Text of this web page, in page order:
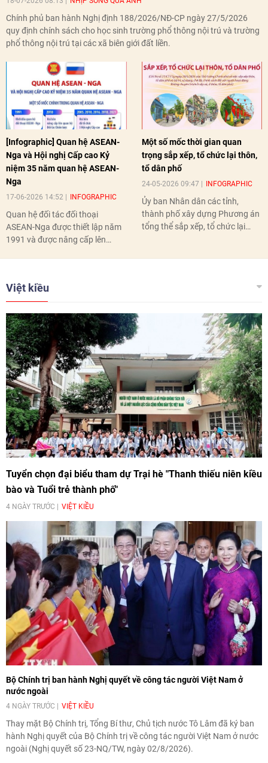
Chính phủ ban hành Nghị định 188/2026/NĐ-CP ngày 27/5/2026
quy định chính sách cho học sinh trường phổ thông nội trú và trường
phổ thông nội trú tại các xã biên giới đất liền.
[Infographic] Quan hệ ASEAN-
Nga và Hội nghị Cấp cao Kỷ
niệm 35 năm quan hệ ASEAN-
Nga
17-06-2026 14:52 INFOGRAPHIC
Quan hệ đối tác đối thoại
ASEAN-Nga được thiết lập năm
1991 và được nâng cấp lên
2010, 2016, 2018, 2021.
Một số mốc thời gian quan
trọng sắp xếp, tổ chức lại thôn,
tổ dân phố
24-05-2026 09:47 INFOGRAPHIC
Ủy ban Nhân dân các tỉnh,
thành phố xây dựng Phương án
tổng thể sắp xếp, tổ chức lại
Việt kiều
Tuyển chọn đại biểu tham dự Trại hè "Thanh thiếu niên kiều
bào và Tuổi trẻ thành phố"
4 NGÀY TRƯỚC VIỆT KIỀU
Bộ Chính trị ban hành Nghị quyết về công tác người Việt Nam ở
nước ngoài
4 NGÀY TRƯỚC VIỆT KIỀU
Thay mặt Bộ Chính trị, Tổng Bí thư, Chủ tịch nước Tô Lâm đã ký ban
hành Nghị quyết của Bộ Chính trị về công tác người Việt Nam ở nước
ngoài (Nghị quyết số 23-NQ/TW, ngày 02/8/2026).